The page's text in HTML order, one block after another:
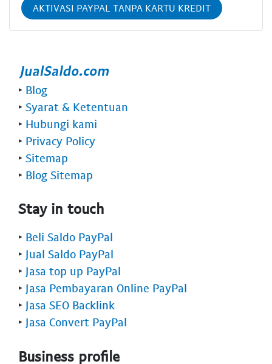
AKTIVASI PAYPAL TANPA KARTU KREDIT
‣ Blog
‣ Syarat & Ketentuan
‣ Hubungi kami
‣ Privacy Policy
‣ Sitemap
‣ Blog Sitemap
Stay in touch
‣ Beli Saldo PayPal
‣ Jual Saldo PayPal
‣ Jasa top up PayPal
‣ Jasa Pembayaran Online PayPal
‣ Jasa SEO Backlink
‣ Jasa Convert PayPal
Business profile